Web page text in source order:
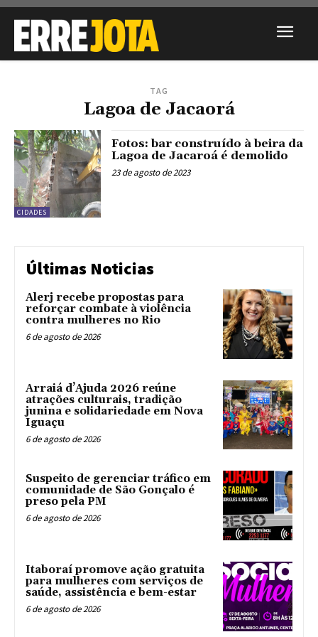
TAG
Lagoa de Jacaorá
CIDADES
Fotos: bar construído à beira da
Lagoa de Jacaroá é demolido
23 de agosto de 2023
Últimas Noticias
Alerj recebe propostas para
reforçar combate à violência
contra mulheres no Rio
6 de agosto de 2026
Arraiá d’Ajuda 2026 reúne
atrações culturais, tradição
junina e solidariedade em Nova
Iguaçu
6 de agosto de 2026
Suspeito de gerenciar tráfico em
comunidade de São Gonçalo é
preso pela PM
6 de agosto de 2026
Itaboraí promove ação gratuita
para mulheres com serviços de
saúde, assistência e bem-estar
6 de agosto de 2026